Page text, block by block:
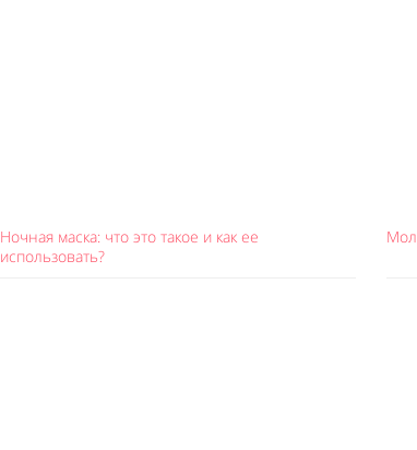
Ночная маска: что это такое и как ее
использовать?